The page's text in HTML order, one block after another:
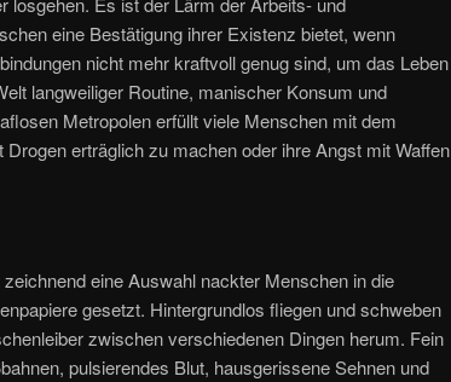
eine Bestätigung ihrer Existenz bietet, wenn
nicht mehr kraftvoll genug sind, um das Leben
langweiliger Routine, manischer Konsum und
Metropolen erfüllt viele Menschen mit dem
erträglich zu machen oder ihre Angst mit Waffen
eine Auswahl nackter Menschen in die
gesetzt. Hintergrundlos fliegen und schweben
zwischen verschiedenen Dingen herum. Fein
pulsierendes Blut, hausgerissene Sehnen und